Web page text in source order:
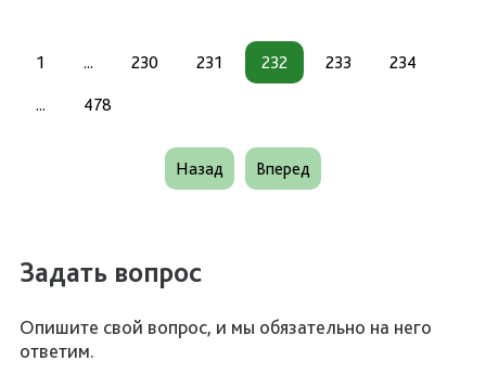
1 ... 230 231 232 233 234
... 478
Назад Вперед
Задать вопрос
Опишите свой вопрос, и мы обязательно на него
ответим.